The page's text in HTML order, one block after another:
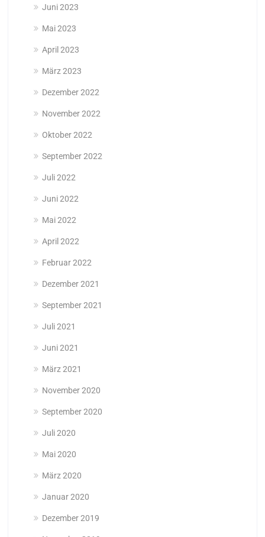
Juni 2023
Mai 2023
April 2023
März 2023
Dezember 2022
November 2022
Oktober 2022
September 2022
Juli 2022
Juni 2022
Mai 2022
April 2022
Februar 2022
Dezember 2021
September 2021
Juli 2021
Juni 2021
März 2021
November 2020
September 2020
Juli 2020
Mai 2020
März 2020
Januar 2020
Dezember 2019